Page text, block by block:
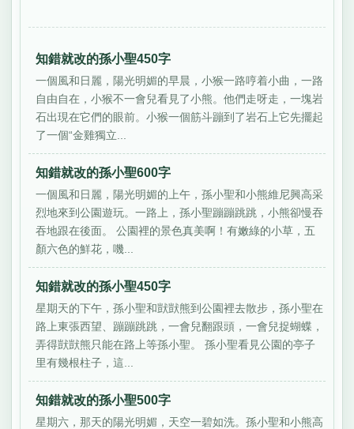
知錯就改的孫小聖450字
一個風和日麗，陽光明媚的早晨，小猴一路哼着小曲，一路
自由自在，小猴不一會兒看見了小熊。他們走呀走，一塊岩
石出現在它們的眼前。小猴一個筋斗蹦到了岩石上它先擺起
了一個“金雞獨立...
知錯就改的孫小聖600字
一個風和日麗，陽光明媚的上午，孫小聖和小熊維尼興高采
烈地來到公園遊玩。一路上，孫小聖蹦蹦跳跳，小熊卻慢吞
吞地跟在後面。 公園裡的景色真美啊！有嫩綠的小草，五
顏六色的鮮花，嘰...
知錯就改的孫小聖450字
星期天的下午，孫小聖和獃獃熊到公園裡去散步，孫小聖在
路上東張西望、蹦蹦跳跳，一會兒翻跟頭，一會兒捉蝴蝶，
弄得獃獃熊只能在路上等孫小聖。 孫小聖看見公園的亭子
里有幾根柱子，這...
知錯就改的孫小聖500字
星期六，那天的陽光明媚，天空一碧如洗。孫小聖和小熊高